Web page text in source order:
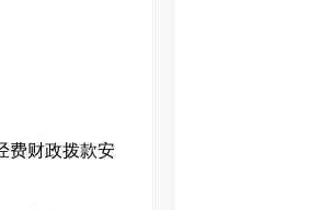
费财政拨款安